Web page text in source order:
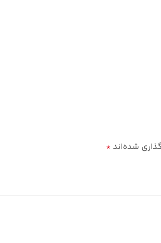
شده‌اند *